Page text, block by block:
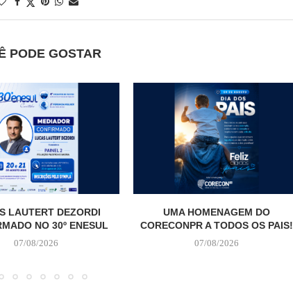
PODE GOSTAR
LAUTERT DEZORDI
NO 30º ENESUL
07/08/2026
UMA HOMENAGEM DO
CORECONPR A TODOS OS PAIS!
07/08/2026